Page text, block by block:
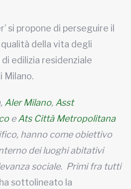
si propone di perseguire il
della vita degli
edilizia residenziale
Milano.
Aler Milano, Asst
eAts Città Metropolitana
hanno come obiettivo
dei luoghi abitativi
sociale. Primi fra tutti
sottolineato la